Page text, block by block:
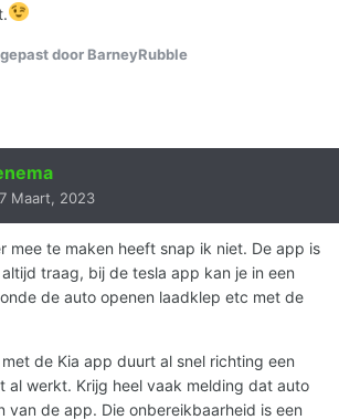
door BarneyRubble
Maart, 2023
mee te maken heeft snap ik niet. De app is
traag, bij de tesla app kan je in een
de auto openen laadklep etc met de
de Kia app duurt al snel richting een
al werkt. Krijg heel vaak melding dat auto
van de app. Die onbereikbaarheid is een